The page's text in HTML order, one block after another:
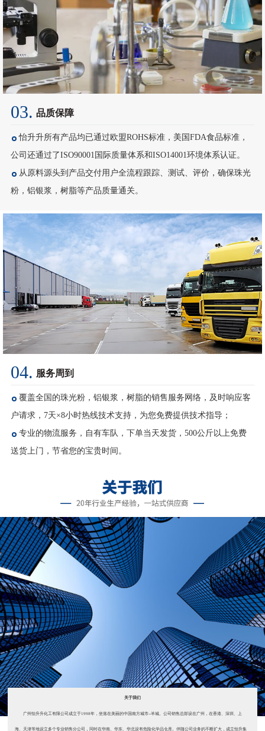
03. 品质保障
怡升升所有产品均已通过欧盟ROHS标准，美国FDA食品标准，
从原料源头到产品交付用户全流程跟踪、测试、评价，确保珠光
粉，铝银浆，树脂等产品质量通关。
04. 服务周到
覆盖全国的珠光粉，铝银浆，树脂的销售服务网络，及时响应客
专业的物流服务，自有车队，下单当天发货，500公斤以上免费
送货上门，节省您的宝贵时间。
关于我们
广州怡升升化工有限公司成立于1998年，坐落在美丽的中国南方城市--羊城。公司销售总部设在广州，在香港、深圳、上
海、天津等地设立多个专业销售分公司，同时在华南、华东、华北设有危险化学品仓库。伴随公司业务的不断扩大，成立怡升集
团。 自公司成立以来，主要销售济南雅思达（2008年被美国星铂联收购）...